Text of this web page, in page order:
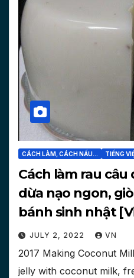
CÁCH LÀM, CÁCH NẤU... TIẾNG
Cách làm rau câu
dừa nạo ngon,
bánh sinh nhật
JULY 2, 2022 VN
2017 Making Coconut
jelly with coconut milk,